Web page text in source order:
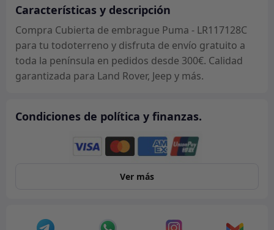
cantidad
Características y descripción
Compra Cubierta de embrague Puma - LR117128C
para tu todoterreno y disfruta de envío gratuito a
toda la península en pedidos desde 300€. Calidad
garantizada para Land Rover, Jeep y más.
Condiciones de política y finanzas.
Ver más